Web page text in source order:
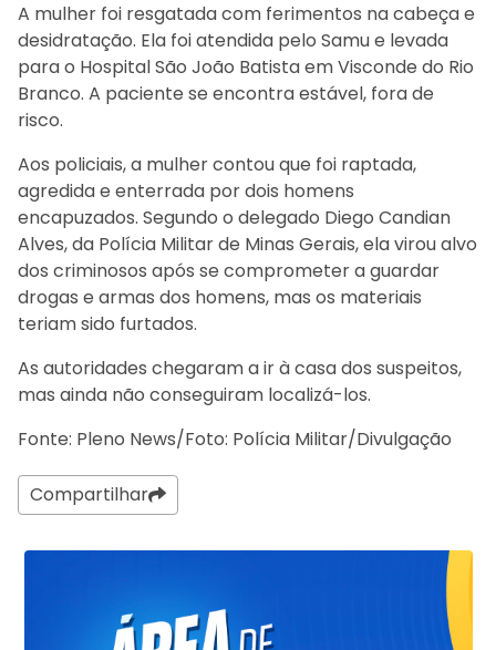
A mulher foi resgatada com ferimentos na cabeça e
desidratação. Ela foi atendida pelo Samu e levada
para o Hospital São João Batista em Visconde do Rio
Branco. A paciente se encontra estável, fora de
risco.
Aos policiais, a mulher contou que foi raptada,
agredida e enterrada por dois homens
encapuzados. Segundo o delegado Diego Candian
Alves, da Polícia Militar de Minas Gerais, ela virou alvo
dos criminosos após se comprometer a guardar
drogas e armas dos homens, mas os materiais
teriam sido furtados.
As autoridades chegaram a ir à casa dos suspeitos,
mas ainda não conseguiram localizá-los.
Fonte: Pleno News/Foto: Polícia Militar/Divulgação
Compartilhar